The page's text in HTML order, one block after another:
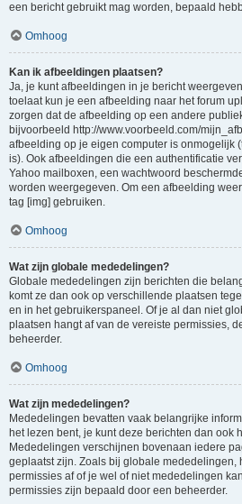
een bericht gebruikt mag worden, bepaald
Omhoog
Kan ik afbeeldingen plaatsen?
Ja, je kunt afbeeldingen in je bericht
toelaat kun je een afbeelding naar het forum
zorgen dat de afbeelding op een andere
bijvoorbeeld http://www.voorbeeld.com/
afbeelding op je eigen computer is onmogelijk
is). Ook afbeeldingen die een authentificatie
Yahoo mailboxen, een wachtwoord
worden weergegeven. Om een afbeelding
tag [img] gebruiken.
Omhoog
Wat zijn globale mededelingen?
Globale mededelingen zijn berichten die
komt ze dan ook op verschillende plaatsen
en in het gebruikerspaneel. Of je al dan niet
plaatsen hangt af van de vereiste permissies,
beheerder.
Omhoog
Wat zijn mededelingen?
Mededelingen bevatten vaak belangrijke
het lezen bent, je kunt deze berichten dan ook
Mededelingen verschijnen bovenaan iedere
geplaatst zijn. Zoals bij globale mededelingen,
permissies af of je wel of niet mededelingen
permissies zijn bepaald door een beheerder.